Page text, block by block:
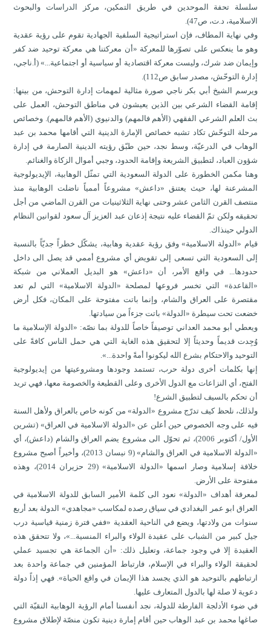
سلسلة تحفة الموحدين في طريق التمكين، مركز الدراسات والبحوث
الاسلامية، د.ت، ص47).
وفي نهاية المطاف، فإن استراتيجية السلفية الجهادية تقوم على رؤية عقدية
وهو ما ينعكس على تصوّرها للمعركة «أن معركتنا هي معركة توحيد ضد كفر
وإيمان ضد شرك، وليست معركة اقتصادية أو سياسية أو اجتماعية...» (أ.ناجي،
إدارة التوحّش، مصدر سابق ص112).
ويرسم الشيخ أبي بكر ناجي صورة مثالية لمهمات إدارة التوحش، من بينها:
إقامة القضاء الشرعي بين الذين يعيشون في مناطق التوحش، العمل على
بث العلم الشرعي الفقهي (الأهم فالمهم) والدنيوي (الأهم فالمهم). وخصائص
مرحلة التوحّش تكاد تشبه خصائص الإمارة الدينية التي أقامها محمد بن عبد
الوهاب في الدرعيّة، وسط نجد، حين طبّق رؤيته الدينية الصارمة في إدارة
شؤون العباد، لتطبيق الشريعة وإقامة الحدود، وجبي أموال الزكاة والغنائم.
وهنا مكمن الخطورة على الدولة السعودية التي تمثّل الوهابية، الإيديولوجية
المشرعنة لها، حيث يعتنق «داعش» مشروعاً أممياً ناضلت الوهابية منذ
منتصف القرن الثامن عشر وحتى نهاية الثلاثينيات من القرن الماضي من أجل
تحقيقه ولكن تمّ القضاء عليه نتيجة إذعان عبد العزيز آل سعود لقوانين النظام
الدولي حينذاك.
قيام «الدولة الاسلامية» وفق رؤية عقدية وهابية، يشكّل خطراً جديّاً بالنسبة
إلى السعودية التي تسعى إلى تقويض أي مشروع أممي قد يصل الى داخل
حدودها... في واقع الأمر، أن «داعش» هو البديل العملاني من شبكة
«القاعدة» التي تخسر فروعها لمصلحة «الدولة الاسلامية» التي لم تعد
مقتصرة على العراق والشام، وإنما باتت مفتوحة على المكان، فكل أرض
خضعت تحت سيطرة «الدولة» باتت جزءاً من سيادتها.
ويعطي أبو محمد العداني توصيفاً خاصاً للدولة بما نصّه: «الدولة الإسلامية ما
وُجِدت قديماً وحديثاً إلا لتحقيق هذه الغاية التي هي حمل الناس كافةً على
التوحيد والاحتكام بشرع الله ليكونوا أمةً واحدة...».
إنها بكلمات أخرى دولة حرب، تستمد وجودها ومشروعيتها من إيديولوجية
الفتح، أي النزاعات مع الدول الأخرى وعلى القطيعة والخصومة معها، فهي تريد
أن تحكم بالسيف لتطبيق الشرع!
ولذلك، نلحظ كيف تدرّج مشروع «الدولة» من كونه خاص بالعراق ولأهل السنة
فيه على وجه الخصوص حين أعلن عن «الدولة الاسلامية في العراق» (تشرين
الأول/ أكتوبر 2006)، ثم تحوّل الى مشروع يضم العراق والشام (داعش)، أي
«الدولة الاسلامية في العراق والشام» (9 نيسان 2013)، وأخيراً أصبح مشروع
خلافة إسلامية وصار اسمها «الدولة الاسلامية» (29 حزيران 2014)، وهذه
مفتوحة على الأرض.
لمعرفة أهداف «الدولة» نعود الى كلمة الأمير السابق للدولة الاسلامية في
العراق ابو عمر البغدادي في سياق رصده لمكاسب «مجاهدي» الدولة بعد أربع
سنوات من ولادتها، ويضع في الناحية العقدية «ففي فترة زمنية قياسية درب
جيل كبير من الشباب على عقيدة الولاء والبراء المنسية...»، ولا تتحقق هذه
العقيدة إلا في وجود جماعة، وتعليل ذلك: «أن الجماعة هي تجسيد عملي
لحقيقة الولاء والبراء في الإسلام، فارتباط المؤمنين في جماعة واحدة بعد
ارتباطهم بالتوحيد هو الذي يجسد هذا الإيمان في واقع الحياة». فهي إذاً دولة
دعوية لا صلة لها بالدول المتعارف عليها.
في ضوء الأدلجة الفارطة للدولة، نجد أنفسنا أمام الرؤية الوهابية النقيّة التي
صاغها محمد بن عبد الوهاب حين أقام إمارة دينية تكون منصّة لإطلاق مشروع